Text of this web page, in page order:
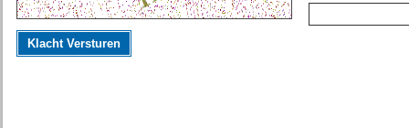
Klacht Versturen